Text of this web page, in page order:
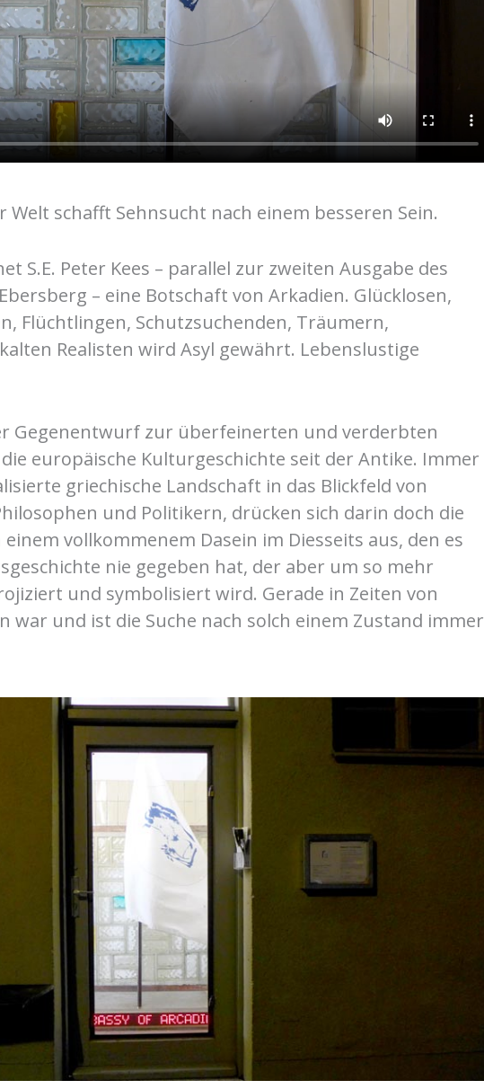
Welt schafft Sehnsucht nach einem besseren Sein.
S.E. Peter Kees – parallel zur zweiten Ausgabe des
– eine Botschaft von Arkadien. Glücklosen,
Flüchtlingen, Schutzsuchenden, Träumern,
Realisten wird Asyl gewährt. Lebenslustige
Gegenentwurf zur überfeinerten und verderbten
europäische Kulturgeschichte seit der Antike. Immer
griechische Landschaft in das Blickfeld von
und Politikern, drücken sich darin doch die
vollkommenem Dasein im Diesseits aus, den es
nie gegeben hat, der aber um so mehr
und symbolisiert wird. Gerade in Zeiten von
war und ist die Suche nach solch einem Zustand immer